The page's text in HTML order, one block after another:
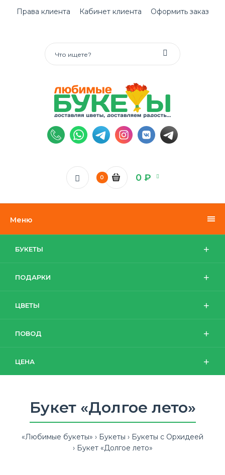
Права клиента Кабинет клиента Оформить заказ
0 0 ₽
Меню
БУКЕТЫ
ПОДАРКИ
ЦВЕТЫ
ПОВОД
ЦЕНА
Букет «Долгое лето»
«Любимые букеты» Букеты
Букеты с Орхидеей
Букет «Долгое лето»